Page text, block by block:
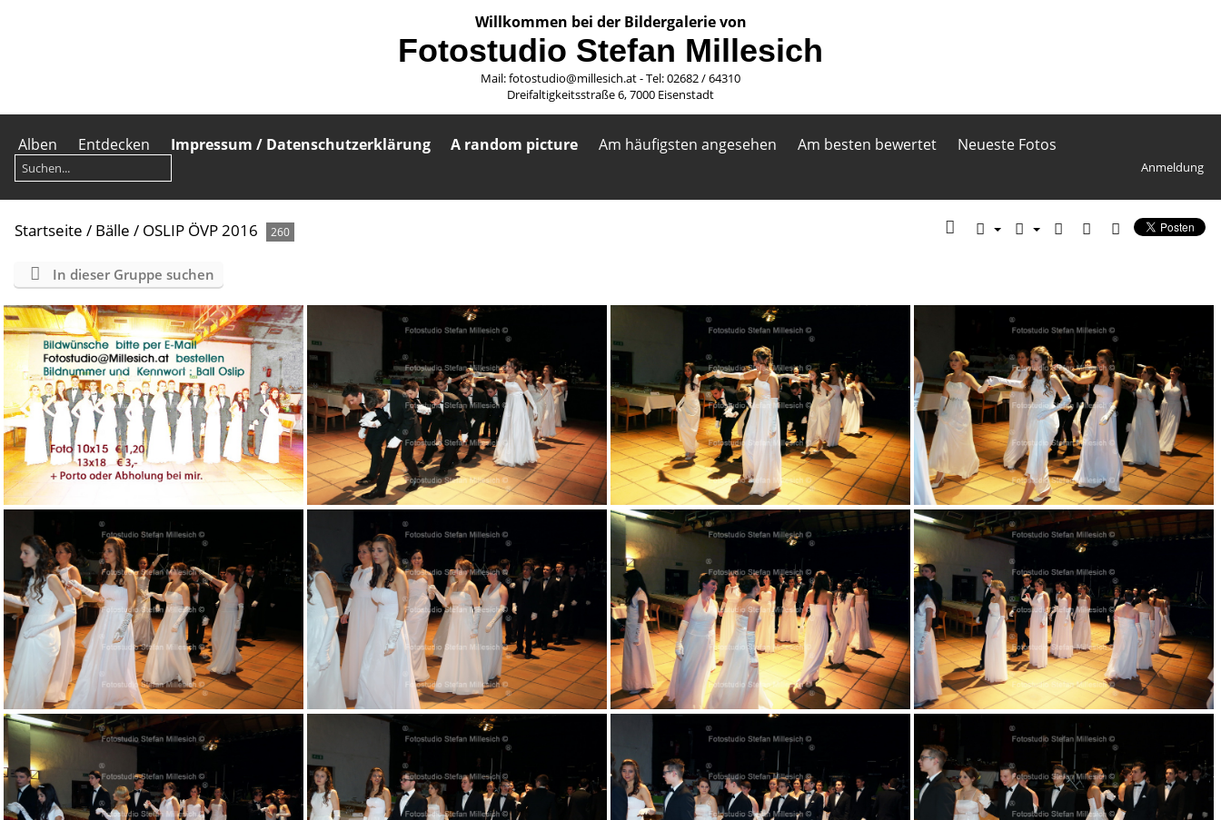
Willkommen bei der Bildergalerie von
Fotostudio Stefan Millesich
Mail: fotostudio@millesich.at - Tel: 02682 / 64310
Dreifaltigkeitsstraße 6, 7000 Eisenstadt
Alben Entdecken Impressum / Datenschutzerklärung A random picture Am häufigsten angesehen Am besten bewertet Neueste Fotos
Anmeldung
Startseite / Bälle / OSLIP ÖVP 2016 260
In dieser Gruppe suchen
000 001 002 003
004 005 007 008